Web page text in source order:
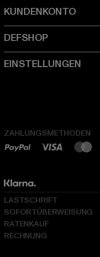
ZAHLUNGSMETHODEN
LASTSCHRIFT
SOFORTÜBERWEISUNG
RATENKAUF
RECHNUNG